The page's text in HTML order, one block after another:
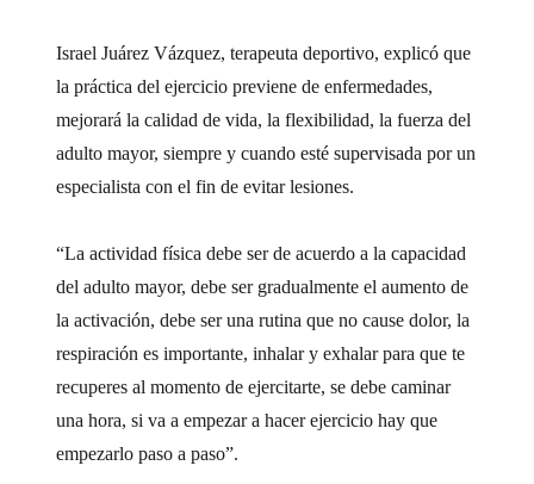
Israel Juárez Vázquez, terapeuta deportivo, explicó que
la práctica del ejercicio previene de enfermedades,
mejorará la calidad de vida, la flexibilidad, la fuerza del
adulto mayor, siempre y cuando esté supervisada por un
especialista con el fin de evitar lesiones.
“La actividad física debe ser de acuerdo a la capacidad
del adulto mayor, debe ser gradualmente el aumento de
la activación, debe ser una rutina que no cause dolor, la
respiración es importante, inhalar y exhalar para que te
recuperes al momento de ejercitarte, se debe caminar
una hora, si va a empezar a hacer ejercicio hay que
empezarlo paso a paso”.